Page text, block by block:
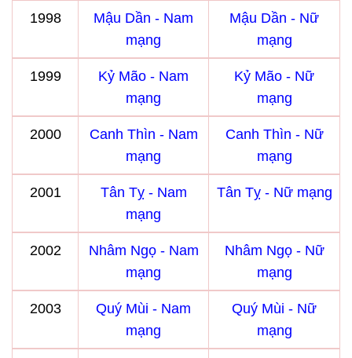
1998
Mậu Dần - Nam
mạng
Mậu Dần - Nữ
mạng
1999
Kỷ Mão - Nam
mạng
Kỷ Mão - Nữ
mạng
2000
Canh Thìn - Nam
mạng
Canh Thìn - Nữ
mạng
2001
Tân Tỵ - Nam
mạng
Tân Tỵ - Nữ mạng
2002
Nhâm Ngọ - Nam
mạng
Nhâm Ngọ - Nữ
mạng
2003
Quý Mùi - Nam
mạng
Quý Mùi - Nữ
mạng